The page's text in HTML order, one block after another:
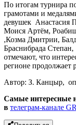
По итогам турнира
грамотами и
девушек Анастасия
Моися Артём,
,Козма Дмитрии,
Браснибрада
отмечают, что
регионе продолжает
Автор: З. Канцыр,
Самые интересные
в телеграм-канале